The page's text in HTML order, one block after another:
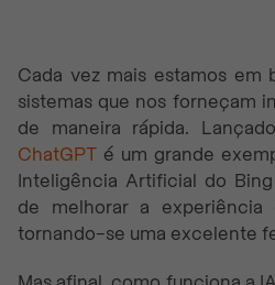
Cada vez mais estamos em
sistemas que nos forneçam
de maneira rápida.
ChatGPT é um grande
Inteligência Artificial do
de melhorar a
tornando-se uma excelente